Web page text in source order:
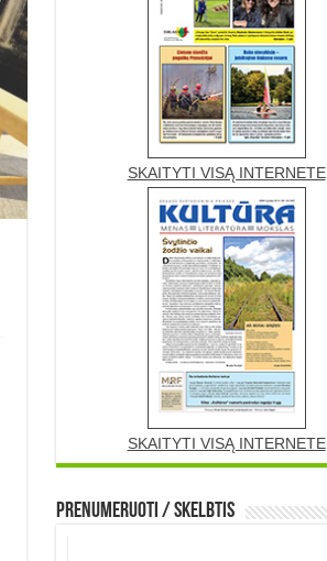
SKAITYTI VISĄ INTERNETE
SKAITYTI VISĄ INTERNETE
Prenumeruoti / Skelbtis